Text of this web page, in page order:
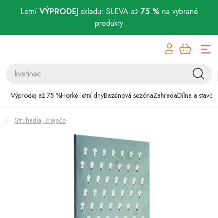
Letní VÝPRODEJskladu: SLEVA až 75 % na vybrané
produkty
Výprodej až 75 %Horké letní dnyBazénová sezónaZahradaDílna a stavba
Bazénová sezóna
Zahrada
Dílna a stavba
Chovatelské potřeby
Struhadla, kráječe